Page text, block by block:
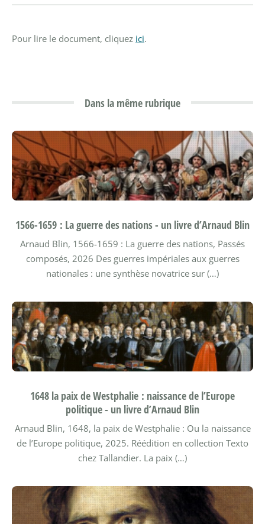
Pour lire le document, cliquez ici.
Dans la même rubrique
1566-1659 : La guerre des nations - un livre d’Arnaud Blin
Arnaud Blin, 1566-1659 : La guerre des nations, Passés
composés, 2026 Des guerres impériales aux guerres
nationales : une synthèse novatrice sur (…)
1648 la paix de Westphalie : naissance de l’Europe
politique - un livre d’Arnaud Blin
Arnaud Blin, 1648, la paix de Westphalie : Ou la naissance
de l’Europe politique, 2025. Réédition en collection Texto
chez Tallandier. La paix (…)